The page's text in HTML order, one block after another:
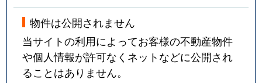
物件は公開されません
当サイトの利用によってお客様の不動産物件
や個人情報が許可なくネットなどに公開され
ることはありません。